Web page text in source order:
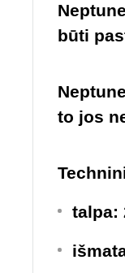
būti
to jos
talpa: